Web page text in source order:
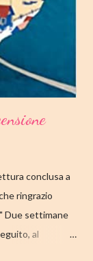
anni compie i
buono e
conclusa a
ringrazio
Due settimane
al